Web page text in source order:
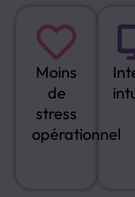
Moins
de
stress
opérationnel